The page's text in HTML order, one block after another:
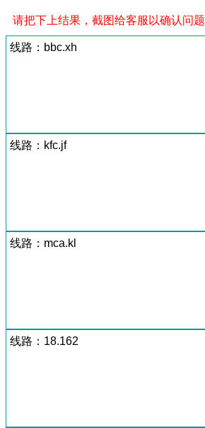
请把下上结果，截图给客服以确认问题
线路：bbc.xh
线路：kfc.jf
线路：mca.kl
线路：18.162